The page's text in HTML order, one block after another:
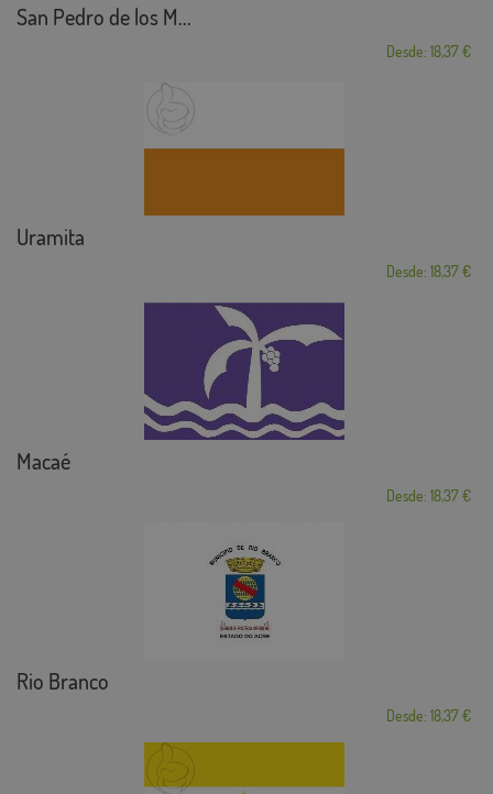
San Pedro de los M...
Desde: 18,37 €
Uramita
Desde: 18,37 €
Macaé
Desde: 18,37 €
Rio Branco
Desde: 18,37 €